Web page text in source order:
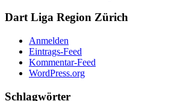
Dart Liga Region Zürich
Anmelden
Eintrags-Feed
Kommentar-Feed
WordPress.org
Schlagwörter